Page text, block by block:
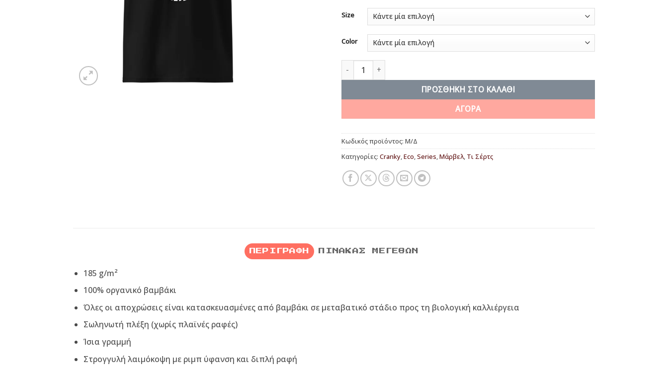
Size
Color
The only crime in a war is to lose ποσότητα
ΠΡΟΣΘΉΚΗ ΣΤΟ ΚΑΛΆΘΙ
ΑΓΟΡΑ
Κωδικός προϊόντος: Μ/Δ
Κατηγορίες: Cranky,Eco,Series,Μάρβελ, Τι Σέρτς
ΠΕΡΙΓΡΑΦΉ ΠΊΝΑΚΑΣ ΜΕΓΕΘΏΝ
185 g/m²
100% οργανικό βαμβάκι
Όλες οι αποχρώσεις είναι κατασκευασμένες από βαμβάκι σε μεταβατικό στάδιο προς τη βιολογική καλλιέργεια
Σωληνωτή πλέξη (χωρίς πλαϊνές ραφές)
Ίσια γραμμή
Στρογγυλή λαιμόκοψη με ριμπ ύφανση και διπλή ραφή